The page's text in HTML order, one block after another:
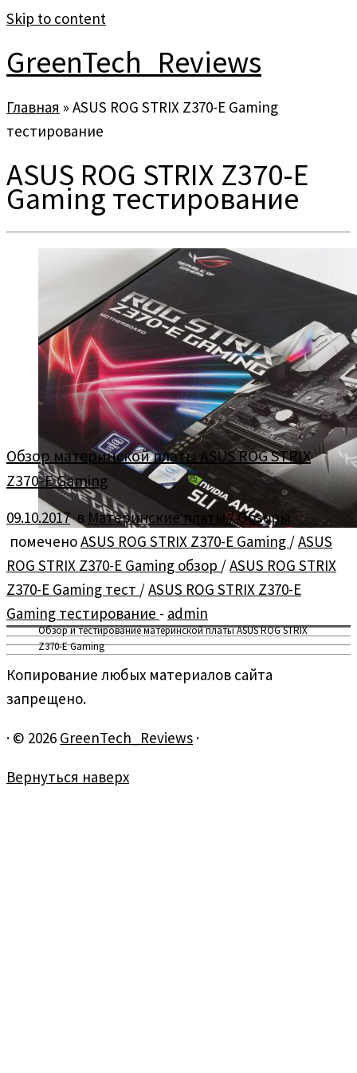
Skip to content
GreenTech_Reviews
Главная » ASUS ROG STRIX Z370-E Gaming
тестирование
ASUS ROG STRIX Z370-E
Gaming тестирование
Обзор и тестирование материнской платы ASUS ROG STRIX
Z370-E Gaming
Обзор материнской платы ASUS ROG STRIX
Z370-E Gaming
09.10.2017в Материнские платы/Обзоры
помеченоASUS ROG STRIX Z370-E Gaming /ASUS
ROG STRIX Z370-E Gaming обзор /ASUS ROG STRIX
Z370-E Gaming тест /ASUS ROG STRIX Z370-E
Gaming тестирование - admin
Копирование любых материалов сайта
запрещено.
· © 2026 GreenTech_Reviews ·
Вернуться наверх